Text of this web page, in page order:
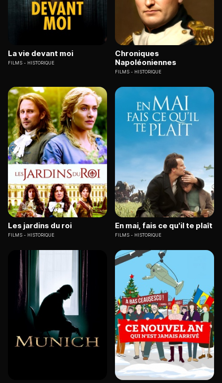
La vie devant moi
FILMS HISTORIQUE
Chroniques
Napoléoniennes
FILMS HISTORIQUE
Les jardins du roi
FILMS HISTORIQUE
En mai, fais ce qu'il te plaît
FILMS HISTORIQUE